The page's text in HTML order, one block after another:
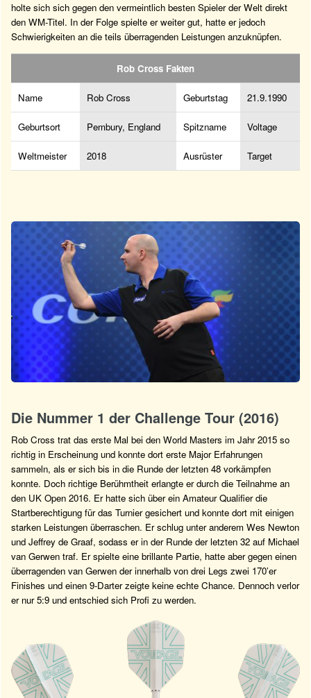
holte sich sich gegen den vermeintlich besten Spieler der Welt direkt
den WM-Titel. In der Folge spielte er weiter gut, hatte er jedoch
Schwierigkeiten an die teils überragenden Leistungen anzuknüpfen.
Rob Cross Fakten
Name Rob Cross Geburtstag 21.9.1990
Geburtsort Pembury, England Spitzname Voltage
Weltmeister 2018 Ausrüster Target
Die Nummer 1 der Challenge Tour (2016)
Rob Cross trat das erste Mal bei den World Masters im Jahr 2015 so
richtig in Erscheinung und konnte dort erste Major Erfahrungen
sammeln, als er sich bis in die Runde der letzten 48 vorkämpfen
konnte. Doch richtige Berühmtheit erlangte er durch die Teilnahme an
den UK Open 2016. Er hatte sich über ein Amateur Qualifier die
Startberechtigung für das Turnier gesichert und konnte dort mit einigen
starken Leistungen überraschen. Er schlug unter anderem Wes Newton
und Jeffrey de Graaf, sodass er in der Runde der letzten 32 auf Michael
van Gerwen traf. Er spielte eine brillante Partie, hatte aber gegen einen
überragenden van Gerwen der innerhalb von drei Legs zwei 170’er
Finishes und einen 9-Darter zeigte keine echte Chance. Dennoch verlor
er nur 5:9 und entschied sich Profi zu werden.